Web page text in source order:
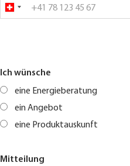
Ich wünsche
eine Energieberatung
ein Angebot
eine Produktauskunft
Mitteilung